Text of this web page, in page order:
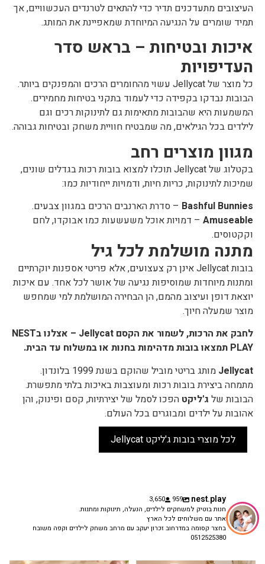
העיצובים מתעדכנים תדיר כדי להתאים לטרנדים העכשוויים, אך
תמיד שומרים על הנגיעה המיוחדת שמאפיינת את המותג.
איכות ובטיחות – בראש סדר
העדיפויות
כל מוצר של Jellycat עשוי מהחומרים הרכים והמפנקים ביותר.
הבובות נבדקו בקפידה כדי לעמוד בתקני בטיחות מחמירים.
המשמעות היא שהבובות מתאימות גם לתינוקות רכים וגם
לילדים בכל הגילאים, מה שמבטיח חוויית משחק ובטיחות גבוהה.
מגוון מוצרים רחב
בקטלוג של Jellycat תוכלו למצוא בובות רכות בגדלים שונים,
שמיכות לתינוקות, כריות חיות, ודמויות ייחודיות כמו:
Bashful Bunnies – סדרת הארנבים הרכים במגוון צבעים.
Amuseable – דמויות אוכל משעשעות כמו אבוקדו, לחם
וקקטוסים.
מתנה מושלמת לכל גיל
בובות Jellycat אינן רק צעצועים, אלא פריטי אספנות יוקרתיים
ומתנות מיוחדות שמוסיפות נגיעה של אושר לכל אחד. עם איכות
יוצאת דופן ועיצוב מהמם, הן הבחירה המושלמת למי שמחפש
מוצר שמעלה חיוך.
לחבק את הרכות, לשמור את הקסם Jellycat – אצלנו בNEST
PLAY תמצאו בובות מדהימות בחנות או במשלוח עד הבית.
Jellycat
מותג בריטי מוביל שהוקם בשנת 1999 בלונדון.
מתמחה ביצירת בובות רכות ומעוצבות באיכות בלתי מתפשרת.
הבובות של ג'ליקט הפכו לסמל של יצירתיות, קסם ופינוק, והן
אהובות על ילדים ומבוגרים בכל העולם.
לכל מוצרי בובות ג'ליקט Jellycat
nest.play
959
3,650
חנות בוטיק למשחקים לילדים, הנעלה, תינוקות ומתנות.
אתר עם משלוחים לכל הארץ
בחצר קסומה במדרחוב זכרון יעקב עם מרחב משחק לילדים וקפה משובח
0512525380